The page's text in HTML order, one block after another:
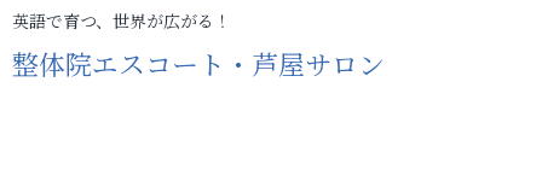
英語で育つ、世界が広がる！
整体院エスコート・芦屋サロン